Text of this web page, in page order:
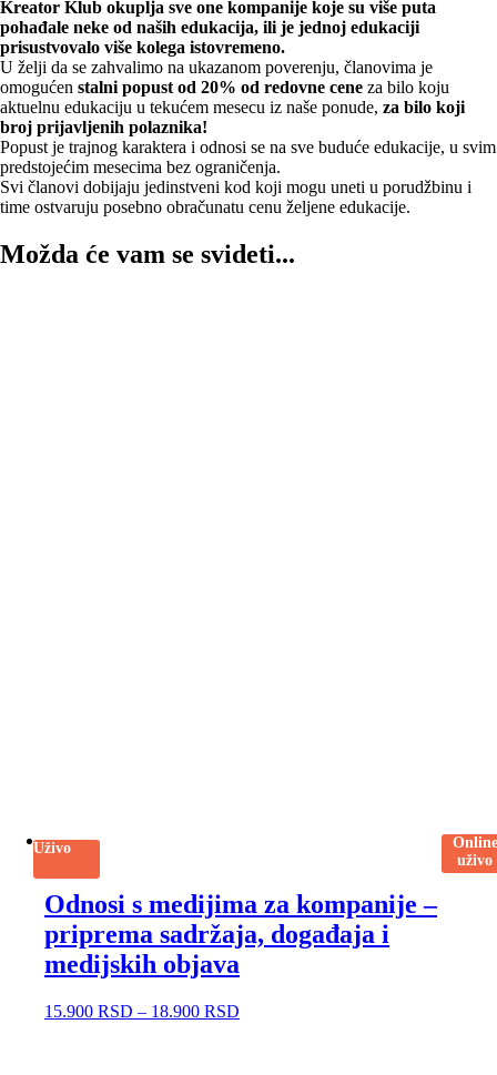
Kreator Klub okuplja sve one kompanije koje su više puta
pohađale neke od naših edukacija, ili je jednoj edukaciji
prisustvovalo više kolega istovremeno.
U želji da se zahvalimo na ukazanom poverenju, članovima je
omogućen stalni popust od 20% od redovne cene za bilo koju
aktuelnu edukaciju u tekućem mesecu iz naše ponude, za bilo koji
broj prijavljenih polaznika!
Popust je trajnog karaktera i odnosi se na sve buduće edukacije, u svim
predstojećim mesecima bez ograničenja.
Svi članovi dobijaju jedinstveni kod koji mogu uneti u porudžbinu i
time ostvaruju posebno obračunatu cenu željene edukacije.
Možda će vam se svideti...
Uživo
Online
uživo
Odnosi s medijima za kompanije –
priprema sadržaja, događaja i
medijskih objava
15.900 RSD – 18.900 RSD